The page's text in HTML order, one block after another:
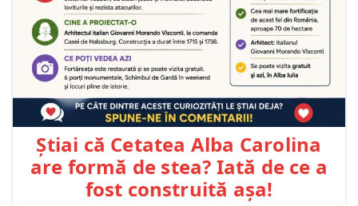
Știai că Cetatea Alba Carolina
are formă de stea? Iată de ce a
fost construită așa!